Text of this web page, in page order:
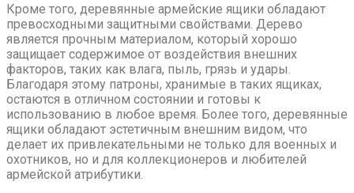
Кроме того, деревянные армейские ящики обладают
превосходными защитными свойствами. Дерево
является прочным материалом, который хорошо
защищает содержимое от воздействия внешних
факторов, таких как влага, пыль, грязь и удары.
Благодаря этому патроны, хранимые в таких ящиках,
остаются в отличном состоянии и готовы к
использованию в любое время. Более того, деревянные
ящики обладают эстетичным внешним видом, что
делает их привлекательными не только для военных и
охотников, но и для коллекционеров и любителей
армейской атрибутики.